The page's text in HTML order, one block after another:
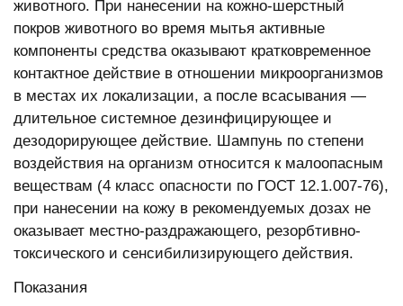
животного. При нанесении на кожно-шерстный
покров животного во время мытья активные
компоненты средства оказывают кратковременное
контактное действие в отношении микроорганизмов
в местах их локализации, а после всасывания —
длительное системное дезинфицирующее и
дезодорирующее действие. Шампунь по степени
воздействия на организм относится к малоопасным
веществам (4 класс опасности по ГОСТ 12.1.007-76),
при нанесении на кожу в рекомендуемых дозах не
оказывает местно-раздражающего, резорбтивно-
токсического и сенсибилизирующего действия.
Показания